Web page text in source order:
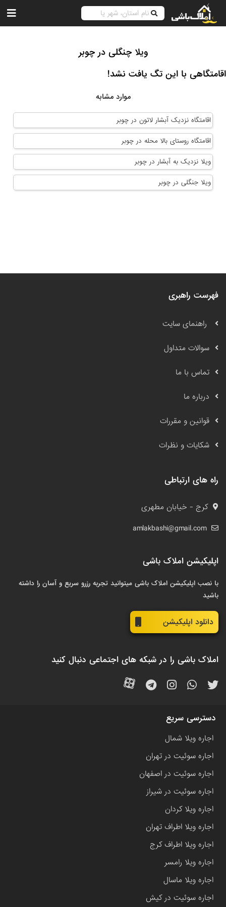
ویلا چنگلی در چوبر
اقامتگاهی با این تگ یافت نشد!
موارد مشابه
اقامتگاه نزدیک آبشار لاتون در چوبر
اقامتگاه روستای بالا محله در چوبر
ویلا نزدیک به آبشار در چوبر
ویلا جنگلی در چوبر
فهرست راهبری
راهنمای سایت
سوالات متداول
تماس با ما
درباره ما
قوانین و مقررات
شکایات و نظرات
راه های ارتباطی
کرج - خیابان مطهری
amlakbashi@gmail.com
اپلیکیشن املاک باشی
با نصب اپلیکیشن املاک باشی میتوانید تجربه رزرو سریع و آسان را داشته
باشید
دانلود اپلیکیشن
املاک باشی را در شبکه های اجتماعی دنبال کنید
دسترسی سریع
اجاره ویلا شمال
اجاره سوئیت در تهران
اجاره سوئیت در اصفهان
اجاره سوئیت در شیراز
اجاره ویلا کردان
اجاره ویلا اطراف تهران
اجاره ویلا اطراف کرج
اجاره ویلا رامسر
اجاره ویلا ماسال
اجاره سوئیت در کیش